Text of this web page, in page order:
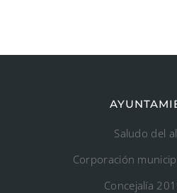
Saludo del
Corporación
Concejalía